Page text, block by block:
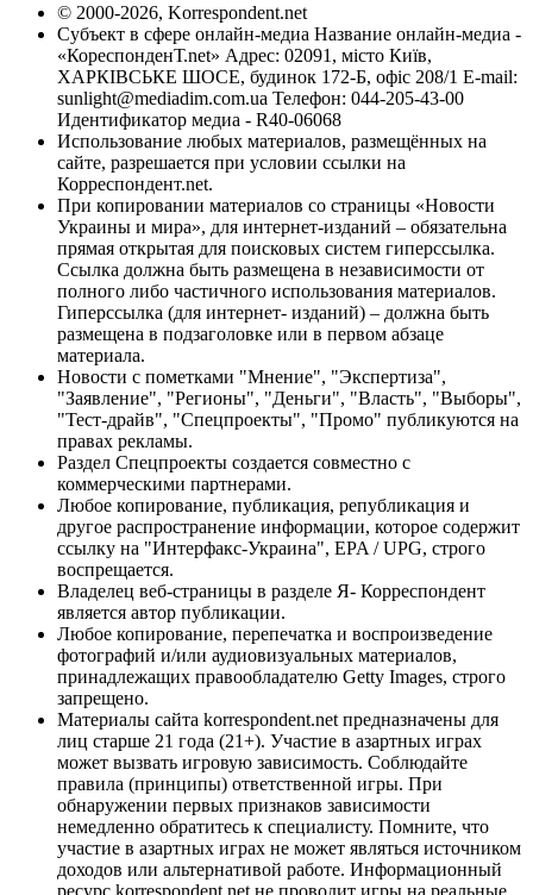
© 2000-2026, Korrespondent.net
Субъект в сфере онлайн-медиа Название онлайн-медиа -
«КореспонденТ.net» Адрес: 02091, місто Київ,
ХАРКІВСЬКЕ ШОСЕ, будинок 172-Б, офіс 208/1 E-mail:
sunlight@mediadim.com.ua Телефон: 044-205-43-00
Идентификатор медиа - R40-06068
Использование любых материалов, размещённых на
сайте, разрешается при условии ссылки на
Корреспондент.net.
При копировании материалов со страницы «Новости
Украины и мира», для интернет-изданий – обязательна
прямая открытая для поисковых систем гиперссылка.
Ссылка должна быть размещена в независимости от
полного либо частичного использования материалов.
Гиперссылка (для интернет- изданий) – должна быть
размещена в подзаголовке или в первом абзаце
материала.
Новости с пометками "Мнение", "Экспертиза",
"Заявление", "Регионы", "Деньги", "Власть", "Выборы",
"Тест-драйв", "Спецпроекты", "Промо" публикуются на
правах рекламы.
Раздел Спецпроекты создается совместно с
коммерческими партнерами.
Любое копирование, публикация, републикация и
другое распространение информации, которое содержит
ссылку на "Интерфакс-Украина", EPA / UPG, строго
воспрещается.
Владелец веб-страницы в разделе Я- Корреспондент
является автор публикации.
Любое копирование, перепечатка и воспроизведение
фотографий и/или аудиовизуальных материалов,
принадлежащих правообладателю Getty Images, строго
запрещено.
Материалы сайта korrespondent.net предназначены для
лиц старше 21 года (21+). Участие в азартных играх
может вызвать игровую зависимость. Соблюдайте
правила (принципы) ответственной игры. При
обнаружении первых признаков зависимости
немедленно обратитесь к специалисту. Помните, что
участие в азартных играх не может являться источником
доходов или альтернативой работе. Информационный
ресурс korrespondent.net не проводит игры на реальные